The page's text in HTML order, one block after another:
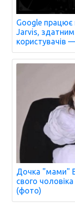
Google працює
Jarvis,
користувачів
Дочка "мами"
свого
(фото)